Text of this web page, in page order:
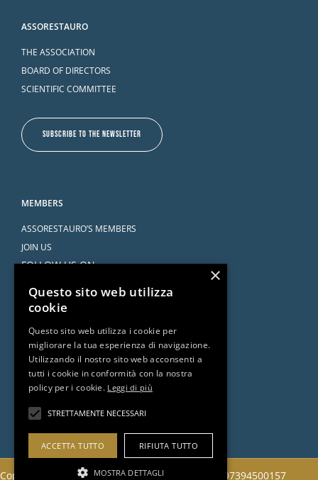
ASSORESTAURO
THE ASSOCIATION
BOARD OF DIRECTORS
SCIENTIFIC COMMITTEE
SUBSCRIBE TO THE NEWSLETTER
MEMBERS
ASSORESTAURO’S MEMBERS
JOIN US
FOLLOW US ON
SERVICES
AGREEMENTS
ASK THE ATTORNEY
DOCUMENTS AND RESOURCES
Copyright 2022 © Assorestauro Servizi Srl | CF 97394500157
×
Questo sito web utilizza
cookie
Questo sito web utilizza i cookie per
migliorare la tua esperienza di navigazione.
Utilizzando il nostro sito web acconsenti a
tutti i cookie in conformità con la nostra
policy per i cookie. Leggi di più
STRETTAMENTE NECESSARI
ACCETTA TUTTO RIFIUTA TUTTO
MOSTRA DETTAGLI